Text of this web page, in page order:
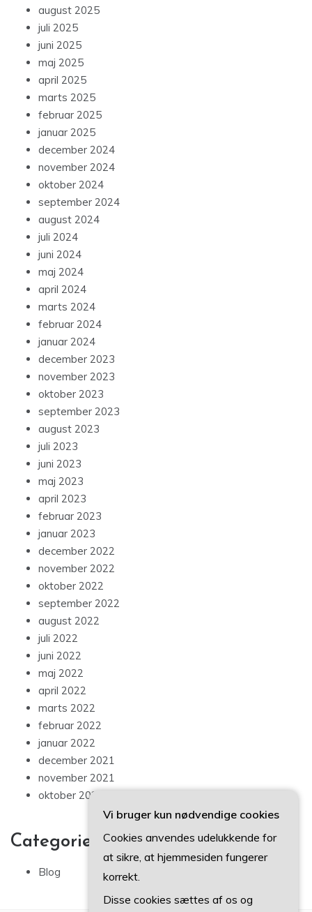
august 2025
juli 2025
juni 2025
maj 2025
april 2025
marts 2025
februar 2025
januar 2025
december 2024
november 2024
oktober 2024
september 2024
august 2024
juli 2024
juni 2024
maj 2024
april 2024
marts 2024
februar 2024
januar 2024
december 2023
november 2023
oktober 2023
september 2023
august 2023
juli 2023
juni 2023
maj 2023
april 2023
februar 2023
januar 2023
december 2022
november 2022
oktober 2022
september 2022
august 2022
juli 2022
juni 2022
maj 2022
april 2022
marts 2022
februar 2022
januar 2022
december 2021
november 2021
oktober 2021
Categories
Blog
Vi bruger kun nødvendige cookies
Cookies anvendes udelukkende for
at sikre, at hjemmesiden fungerer
korrekt.
Disse cookies sættes af os og